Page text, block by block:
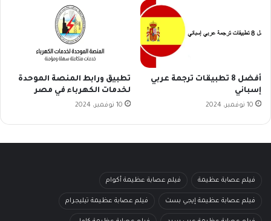
أفضل 8 تطبيقات ترجمة عربي
إسباني
10 نوفمبر، 2024
تطبيق ورابط المنصة الموحدة
لخدمات الكهرباء في مصر
10 نوفمبر، 2024
فيلم عصابة عظيمة فيلم عصابة عظيمة أكوام
فيلم عصابة عظيمة إيجي بست فيلم عصابة عظيمة تيليجرام